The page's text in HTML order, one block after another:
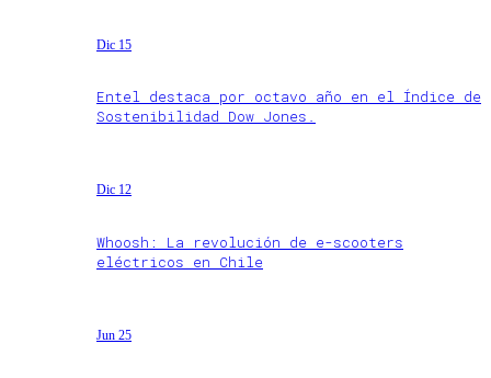
Dic 15
Entel destaca por octavo año en el Índice de
Sostenibilidad Dow Jones.
Dic 12
Whoosh: La revolución de e-scooters
eléctricos en Chile
Jun 25